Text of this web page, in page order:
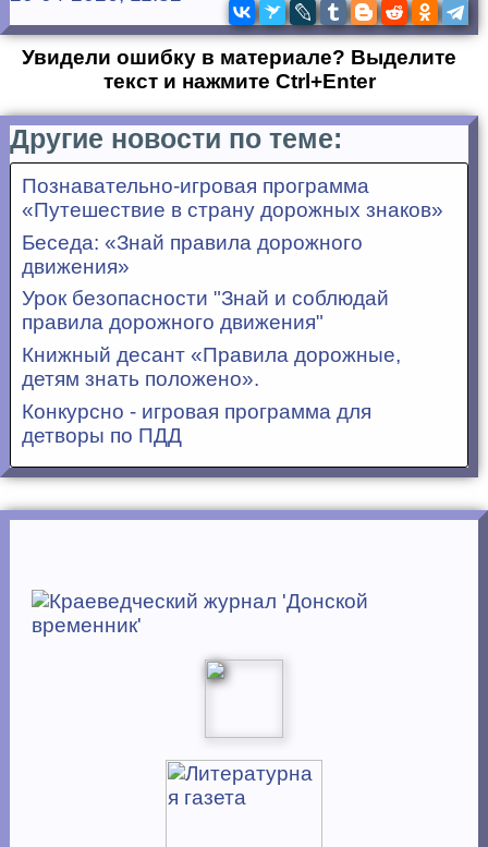
Увидели ошибку в материале? Выделите
текст и нажмите Ctrl+Enter
Другие новости по теме:
Познавательно-игровая программа
«Путешествие в страну дорожных знаков»
Беседа: «Знай правила дорожного
движения»
Урок безопасности "Знай и соблюдай
правила дорожного движения"
Книжный десант «Правила дорожные,
детям знать положено».
Конкурсно - игровая программа для
детворы по ПДД